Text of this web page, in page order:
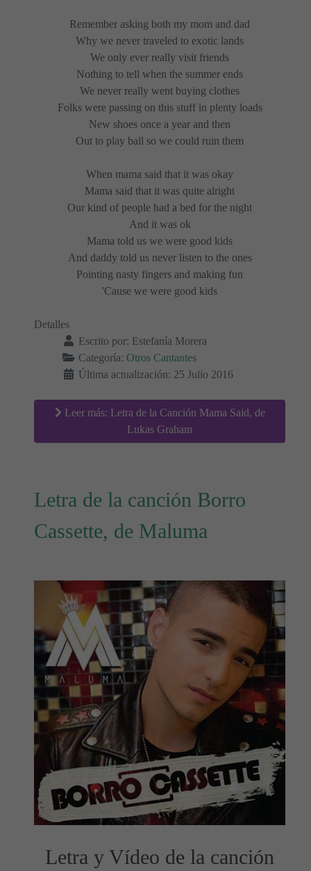
Remember asking both my mom and dad
Why we never traveled to exotic lands
We only ever really visit friends
Nothing to tell when the summer ends
We never really went buying clothes
Folks were passing on this stuff in plenty loads
New shoes once a year and then
Out to play ball so we could ruin them
When mama said that it was okay
Mama said that it was quite alright
Our kind of people had a bed for the night
And it was ok
Mama told us we were good kids
And daddy told us never listen to the ones
Pointing nasty fingers and making fun
'Cause we were good kids
Detalles
Escrito por: Estefanía Morera
Categoría: Otros Cantantes
Última actualización: 25 Julio 2016
Leer más: Letra de la Canción Mama Said, de
Lukas Graham
Letra de la canción Borro
Cassette, de Maluma
Letra y Vídeo de la canción